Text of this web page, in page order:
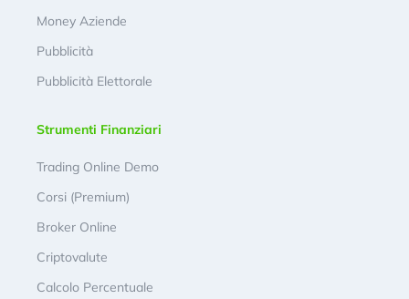
Money Aziende
Pubblicità
Pubblicità Elettorale
Strumenti Finanziari
Trading Online Demo
Corsi (Premium)
Broker Online
Criptovalute
Calcolo Percentuale